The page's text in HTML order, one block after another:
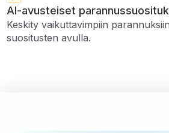
AI-avusteiset
Keskity vaikuttavimpiin
suositusten avulla.